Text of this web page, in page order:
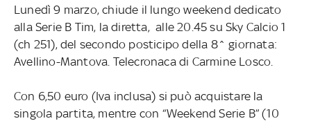
Lunedì 9 marzo, chiude il lungo weekend dedicato
alla Serie B Tim, la diretta, alle 20.45 su Sky Calcio 1
(ch 251), del secondo posticipo della 8^ giornata:
Avellino-Mantova. Telecronaca di Carmine Losco.
Con 6,50 euro (Iva inclusa) si può acquistare la
singola partita, mentre con “Weekend Serie B” (10